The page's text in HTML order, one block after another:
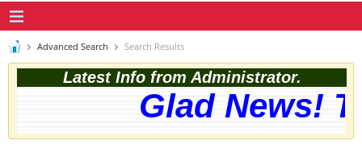
Advanced Search Search Results
Latest Info from Administrator.
Glad News!